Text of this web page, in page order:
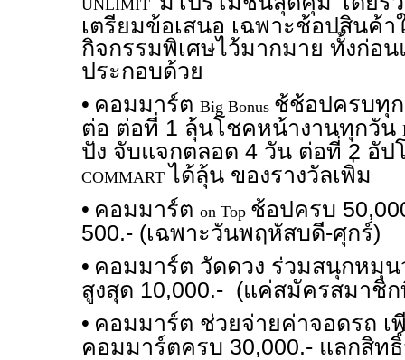
UNLIMIT
เตรียมข้อเสนอ เฉพาะช้อปสินค้า
กิจกรรมพิเศษไว้มากมาย ทั้งก่อน
ประกอบด้วย
• คอมมาร์ต Big Bonus ช้ช้อปครบทุ
ต่อ ต่อที่ 1 ลุ้นโชคหน้างานทุกวัน
ปัง จับแจกตลอด 4 วัน ต่อที่ 2 อัป
COMMART ได้ลุ้น ของรางวัลเพิ่ม
• คอมมาร์ต on Top ช้อปครบ
500.- (เฉพาะวันพฤหัสบดี-ศุกร์)
• คอมมาร์ต วัดดวง ร่วมสนุกหมุ
สูงสุด 10,000.- (แค่สมัครสมาชิ
• คอมมาร์ต ช่วยจ่ายค่าจอดรถ เ
คอมมาร์ตครบ 30,000.- แลกสิท